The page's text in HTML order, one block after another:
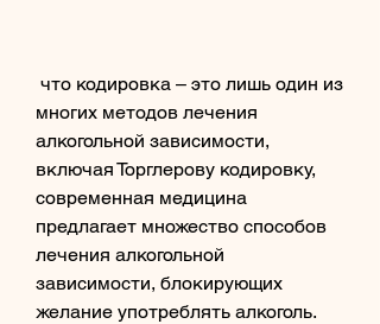
многих методов лечения
алкогольной зависимости,
включая Торглерову кодировку,
современная медицина
предлагает множество способов
лечения алкогольной
зависимости, блокирующих
желание употреблять алкоголь.